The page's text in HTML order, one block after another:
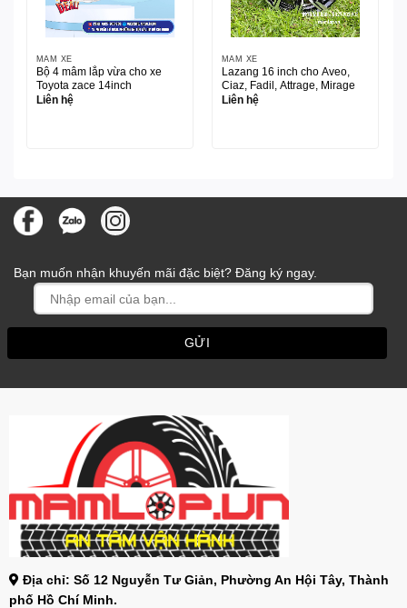
MÂM XE
Bộ 4 mâm lắp vừa cho xe
Toyota zace 14inch
Liên hệ
MÂM XE
Lazang 16 inch cho Aveo,
Ciaz, Fadil, Attrage, Mirage
Liên hệ
Bạn muốn nhận khuyến mãi đặc biệt? Đăng ký ngay.
Địa chỉ: Số 12 Nguyễn Tư Giản, Phường An Hội Tây, Thành
phố Hồ Chí Minh.